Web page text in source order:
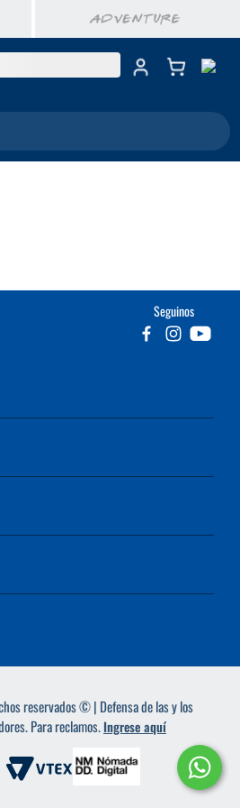
Seguinos
reservados © | Defensa de las y los
Para reclamos.Ingrese aquí